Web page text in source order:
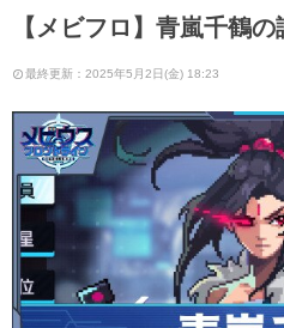
【メビフロ】青嵐千鶴
最終更新：2025年5月2日(金) 18:23